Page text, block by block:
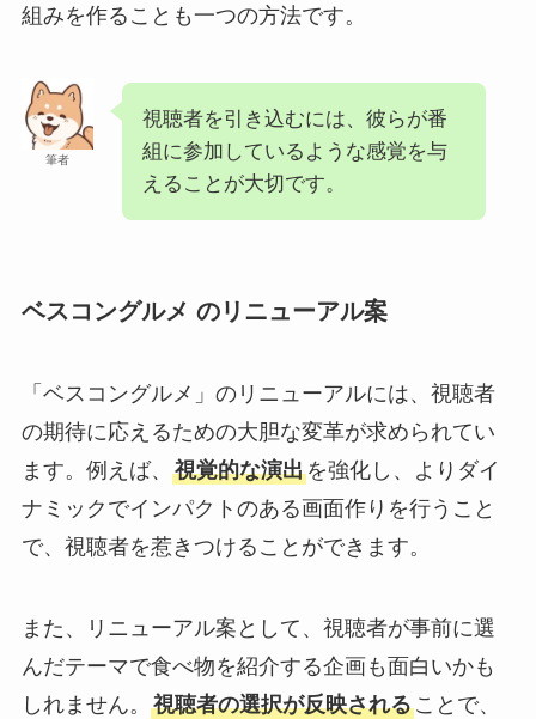
組みを作ることも一つの方法です。
筆者
視聴者を引き込むには、彼らが番
組に参加しているような感覚を与
えることが大切です。
ベスコングルメ のリニューアル案
「ベスコングルメ」のリニューアルには、視聴者
の期待に応えるための大胆な変革が求められてい
ます。例えば、 視覚的な演出を強化し、よりダイ
ナミックでインパクトのある画面作りを行うこと
で、視聴者を惹きつけることができます。
また、リニューアル案として、視聴者が事前に選
んだテーマで食べ物を紹介する企画も面白いかも
しれません。 視聴者の選択が反映されることで、